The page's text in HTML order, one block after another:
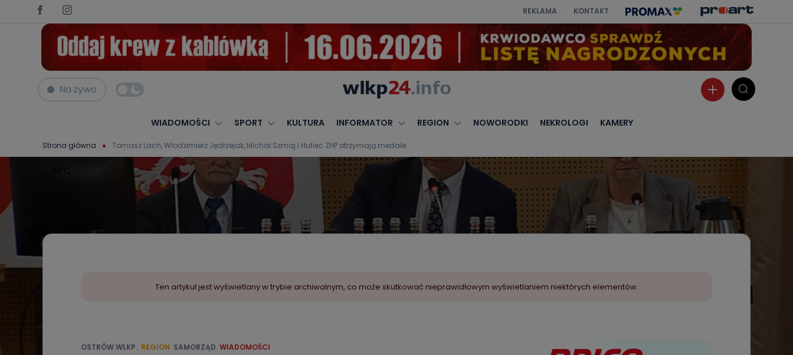
REKLAMA KONTAKT
Na żywo
WIADOMOŚCI SPORT KULTURA INFORMATOR REGION NOWORODKI NEKROLOGI KAMERY
Strona główna Tomasz Lach, Włodzimierz Jędrzejak, Michał Szmaj i Hufiec ZHP otrzymają medale
Ten artykuł jest wyświetlany w trybie archiwalnym, co może skutkować nieprawidłowym wyświetlaniem niektórych elementów.
OSTRÓW WLKP. REGION SAMORZĄD WIADOMOŚCI